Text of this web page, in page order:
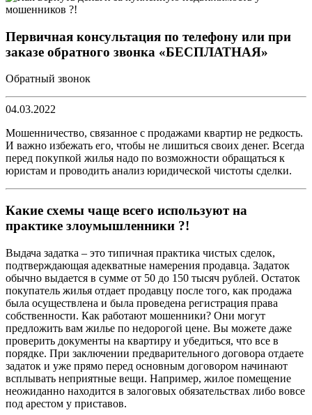
Первичная консультация по телефону или при
заказе обратного звонка «БЕСПЛАТНАЯ»
Обратный звонок
04.03.2022
Мошенничество, связанное с продажами квартир не редкость.
И важно избежать его, чтобы не лишиться своих денег. Всегда
перед покупкой жилья надо по возможности обращаться к
юристам и проводить анализ юридической чистоты сделки.
Какие схемы чаще всего используют на
практике злоумышленники ?!
Выдача задатка – это типичная практика чистых сделок,
подтверждающая адекватные намерения продавца. Задаток
обычно выдается в сумме от 50 до 150 тысяч рублей. Остаток
покупатель жилья отдает продавцу после того, как продажа
была осуществлена и была проведена регистрация права
собственности. Как работают мошенники? Они могут
предложить вам жилье по недорогой цене. Вы можете даже
проверить документы на квартиру и убедиться, что все в
порядке. При заключении предварительного договора отдаете
задаток и уже прямо перед основным договором начинают
всплывать неприятные вещи. Например, жилое помещение
неожиданно находится в залоговых обязательствах либо вовсе
под арестом у приставов.